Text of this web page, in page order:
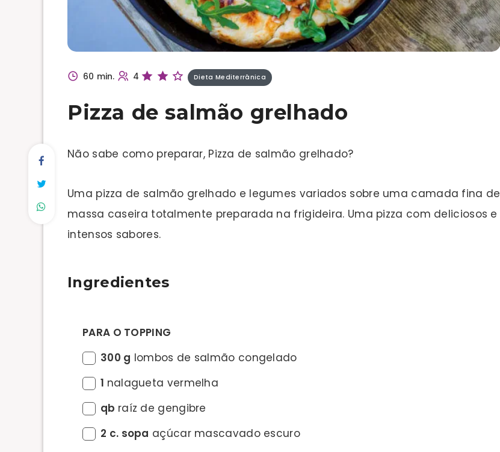
60 min. 4 Dieta Mediterrânica
Pizza de salmão grelhado
Não sabe como preparar, Pizza de salmão grelhado?
Uma pizza de salmão grelhado e legumes variados sobre uma camada fina de
massa caseira totalmente preparada na frigideira. Uma pizza com deliciosos e
intensos sabores.
Ingredientes
PARA O TOPPING
300 g lombos de salmão congelado
1 nalagueta vermelha
qb raíz de gengibre
2 c. sopa açúcar mascavado escuro